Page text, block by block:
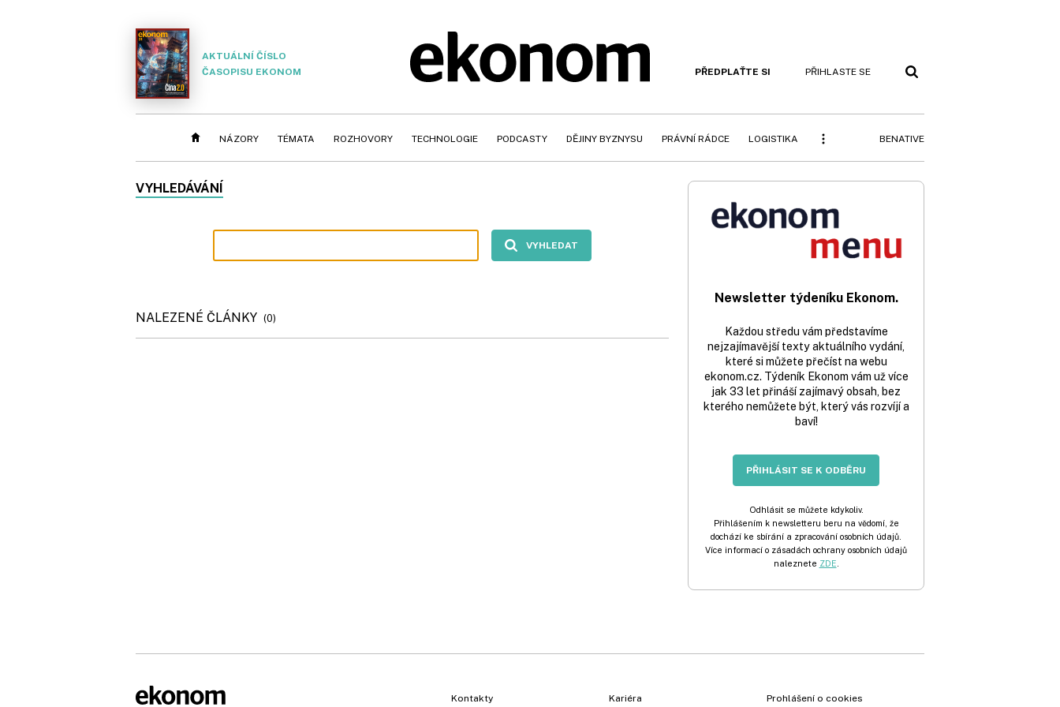
AKTUÁLNÍ ČÍSLO
ČASOPISU EKONOM
PŘEDPLAŤTE SI PŘIHLASTE SE
NÁZORY TÉMATA ROZHOVORY TECHNOLOGIE PODCASTY DĚJINY BYZNYSU PRÁVNÍ RÁDCE LOGISTIKA BENATIVE
VYHLEDÁVÁNÍ
VYHLEDAT
NALEZENÉ ČLÁNKY (0)
Newsletter týdeníku Ekonom.
Každou středu vám představíme
nejzajímavější texty aktuálního vydání,
které si můžete přečíst na webu
ekonom.cz. Týdeník Ekonom vám už více
jak 33 let přináší zajímavý obsah, bez
kterého nemůžete být, který vás rozvíjí a
baví!
PŘIHLÁSIT SE K ODBĚRU
Odhlásit se můžete kdykoliv.
Přihlášením k newsletteru beru na vědomí, že
dochází ke sbírání a zpracování osobních údajů.
Více informací o zásadách ochrany osobních údajů
naleznete ZDE
Kontakty Kariéra Prohlášení o cookies